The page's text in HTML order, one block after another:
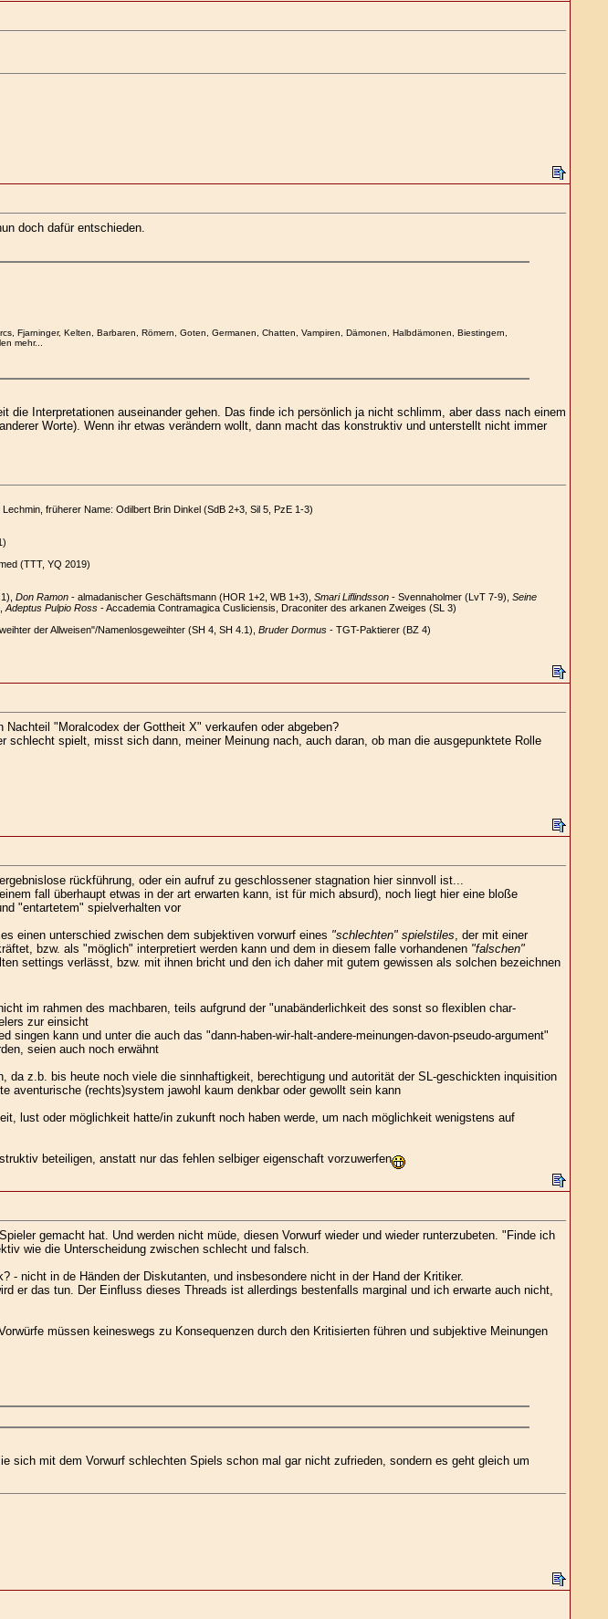
doch dafür entschieden.
Fjarninger, Kelten, Barbaren, Römern, Goten, Germanen, Chatten, Vampiren, Dämonen, Halbdämonen, Biestingern,
mehr...
Interpretationen auseinander gehen. Das finde ich persönlich ja nicht schlimm, aber dass nach einem
Worte). Wenn ihr etwas verändern wollt, dann macht das konstruktiv und unterstellt nicht immer
früherer Name: Odilbert Brin Dinkel (SdB 2+3, Sil 5, PzE 1-3)
(TTT, YQ 2019)
Don Ramon- almadanischer Geschäftsmann (HOR 1+2, WB 1+3), Smari Liflindsson- Svennaholmer (LvT 7-9), Seine
Adeptus Pulpio Ross- Accademia Contramagica Cusliciensis, Draconiter des arkanen Zweiges (SL 3)
der Allweisen"/Namenlosgeweihter (SH 4, SH 4.1), Bruder Dormus- TGT-Paktierer (BZ 4)
"Moralcodex der Gottheit X" verkaufen oder abgeben?
spielt, misst sich dann, meiner Meinung nach, auch daran, ob man die ausgepunktete Rolle
rückführung, oder ein aufruf zu geschlossener stagnation hier sinnvoll ist...
fall überhaupt etwas in der art erwarten kann, ist für mich absurd), noch liegt hier eine bloße
"entartetem" spielverhalten vor
einen unterschied zwischen dem subjektiven vorwurf eines "schlechten" spielstiles, der mit einer
bzw. als "möglich" interpretiert werden kann und dem in diesem falle vorhandenen "falschen"
settings verlässt, bzw. mit ihnen bricht und den ich daher mit gutem gewissen als solchen bezeichnen
im rahmen des machbaren, teils aufgrund der "unabänderlichkeit des sonst so flexiblen char-
zur einsicht
kann und unter die auch das "dann-haben-wir-halt-andere-meinungen-davon-pseudo-argument"
seien auch noch erwähnt
z.b. bis heute noch viele die sinnhaftigkeit, berechtigung und autorität der SL-geschickten inquisition
aventurische (rechts)system jawohl kaum denkbar oder gewollt sein kann
lust oder möglichkeit hatte/in zukunft noch haben werde, um nach möglichkeit wenigstens auf
beteiligen, anstatt nur das fehlen selbiger eigenschaft vorzuwerfen
gemacht hat. Und werden nicht müde, diesen Vorwurf wieder und wieder runterzubeten. "Finde ich
wie die Unterscheidung zwischen schlecht und falsch.
- nicht in de Händen der Diskutanten, und insbesondere nicht in der Hand der Kritiker.
er das tun. Der Einfluss dieses Threads ist allerdings bestenfalls marginal und ich erwarte auch nicht,
müssen keineswegs zu Konsequenzen durch den Kritisierten führen und subjektive Meinungen
sich mit dem Vorwurf schlechten Spiels schon mal gar nicht zufrieden, sondern es geht gleich um